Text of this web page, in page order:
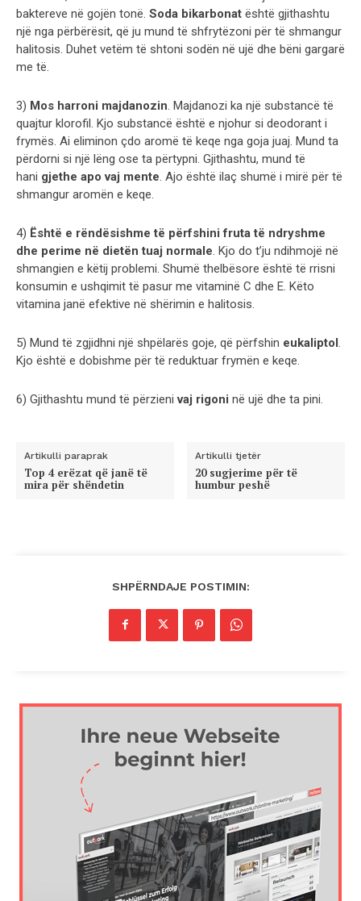
baktereve në gojën tonë. Soda bikarbonat është gjithashtu
një nga përbërësit, që ju mund të shfrytëzoni për të shmangur
halitosis. Duhet vetëm të shtoni sodën në ujë dhe bëni gargarë
me të.
3) Mos harroni majdanozin. Majdanozi ka një substancë të
quajtur klorofil. Kjo substancë është e njohur si deodorant i
frymës. Ai eliminon çdo aromë të keqe nga goja juaj. Mund ta
përdorni si një lëng ose ta përtypni. Gjithashtu, mund të
hani gjethe ​apo vaj ​ mente. Ajo është ilaç shumë i mirë për të
shmangur aromën e keqe.
4) Ёshtë e rëndësishme të përfshini fruta të ndryshme
dhe perime në dietën tuaj normale. Kjo do t’ju ndihmojë në
shmangien e këtij problemi. Shumë thelbësore është të rrisni
konsumin e ushqimit të pasur me vitaminë C dhe E. Këto
vitamina janë efektive në shërimin e halitosis.
5) Mund të zgjidhni një shpëlarës goje, që përfshin eukaliptol.
Kjo është e dobishme për të reduktuar frymën e keqe.
6) Gjithashtu mund të përzienivaj rigoni në ujë dhe ta pini.
Artikulli paraprak
Top 4 erëzat që janë të
mira për shëndetin
Artikulli tjetër
20 sugjerime për të
humbur peshë
SHPËRNDAJE POSTIMIN: